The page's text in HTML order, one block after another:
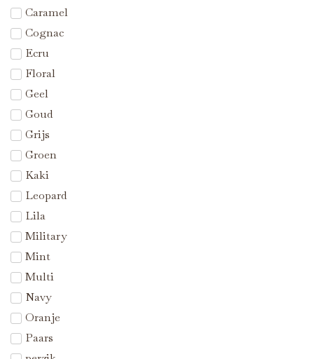
Caramel
Cognac
Ecru
Floral
Geel
Goud
Grijs
Groen
Kaki
Leopard
Lila
Military
Mint
Multi
Navy
Oranje
Paars